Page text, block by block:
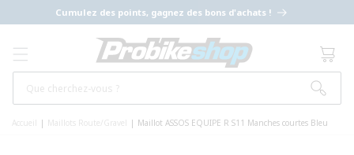
ET PASSER
AU
Cumulez des points, gagnez des bons d'achats !
Que cherchez-vous ?
Panier
Accueil | Maillots Route/Gravel | Maillot ASSOS EQUIPE R S11 Manches courtes Bleu